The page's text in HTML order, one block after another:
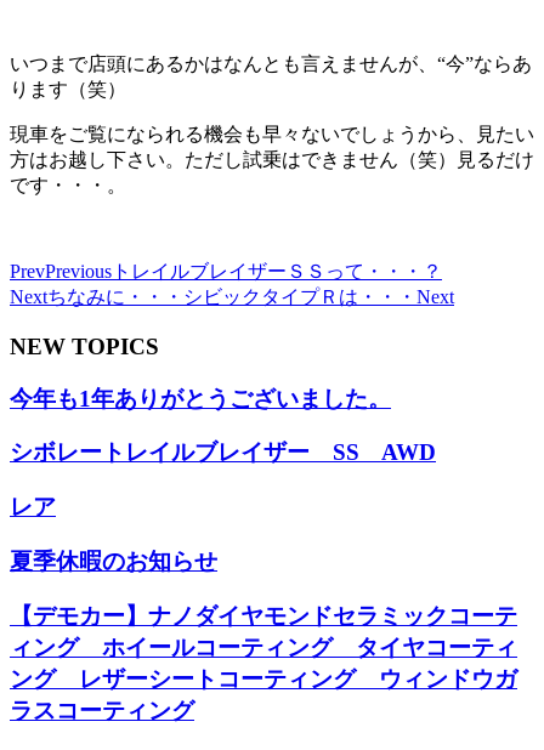
いつまで店頭にあるかはなんとも言えませんが、“今”ならあ
ります（笑）
現車をご覧になられる機会も早々ないでしょうから、見たい
方はお越し下さい。ただし試乗はできません（笑）見るだけ
です・・・。
PrevPrevious トレイルブレイザーＳＳって・・・？
Nextちなみに・・・シビックタイプＲは・・・ Next
NEW TOPICS
今年も1年ありがとうございました。
シボレートレイルブレイザー SS AWD
レア
夏季休暇のお知らせ
【デモカー】ナノダイヤモンドセラミックコーテ
ィング ホイールコーティング タイヤコーティ
ング レザーシートコーティング ウィンドウガ
ラスコーティング